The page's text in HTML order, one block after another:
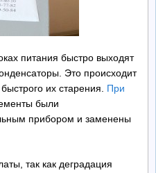
питания быстро выходят
Это происходит
их старения. При
были
прибором и заменены
так как деградация